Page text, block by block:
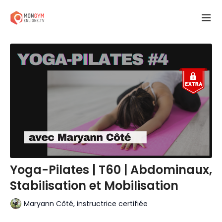
Yoga-Pilates | T60 | Abdominaux,
Stabilisation et Mobilisation
Maryann Côté, instructrice certifiée